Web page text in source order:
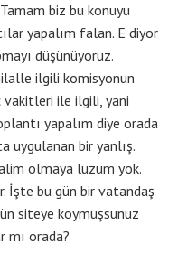
biz bu konuyu
yapalım falan. E diyor
düşünüyoruz.
ilgili komisyonun
vakitleri ile ilgili, yani
yapalım diye orada
uygulanan bir yanlış.
olmaya lüzum yok.
İşte bu gün bir vatandaş
siteye koymuşsunuz
mı orada?